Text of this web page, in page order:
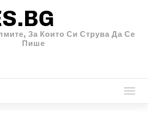
За Които Си Струва Да Се
Пише